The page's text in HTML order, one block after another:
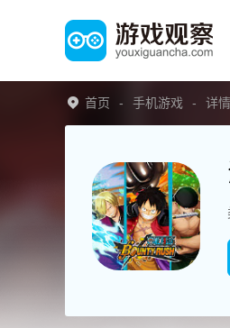
首页 手机游戏 详情